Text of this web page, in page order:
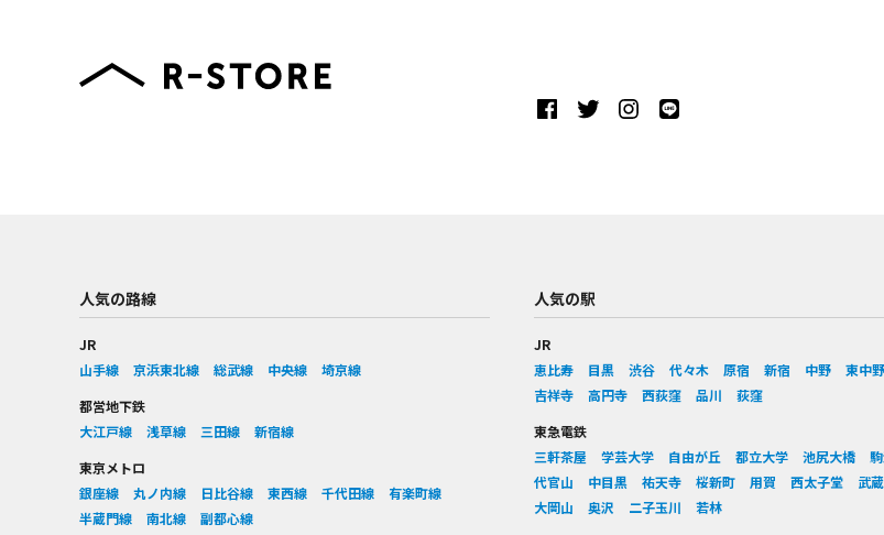
人気の路線
JR
山手線
京浜東北線 総武線 中央線
埼京線
都営地下鉄
大江戸線
浅草線 三田線
新宿線
東京メトロ
銀座線
丸ノ内線 日比谷線 東西線 千代田線
有楽町線
半蔵門線
南北線 副都心線
人気の駅
JR
恵比寿
目黒 渋谷 代々木 原宿 新宿 中野 東中野
吉祥寺
高円寺 西荻窪 品川
荻窪
東急電鉄
三軒茶屋
学芸大学 自由が丘 都立大学 池尻大橋
代官山
中目黒 祐天寺 桜新町 用賀 西太子堂
武
大岡山
奥沢 二子玉川
若林